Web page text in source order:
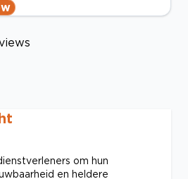
om hun
en heldere